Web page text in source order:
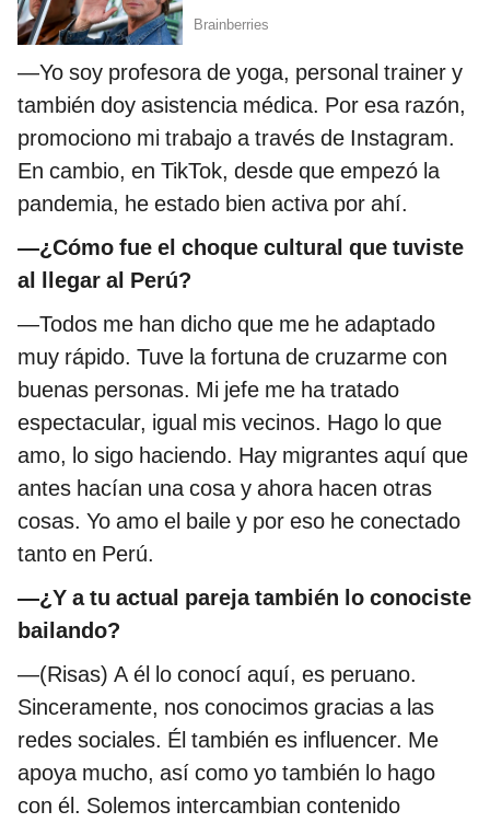
—Yo soy profesora de yoga, personal trainer y
también doy asistencia médica. Por esa razón,
promociono mi trabajo a través de Instagram.
En cambio, en TikTok, desde que empezó la
pandemia, he estado bien activa por ahí.
—¿Cómo fue el choque cultural que tuviste
al llegar al Perú?
—Todos me han dicho que me he adaptado
muy rápido. Tuve la fortuna de cruzarme con
buenas personas. Mi jefe me ha tratado
espectacular, igual mis vecinos. Hago lo que
amo, lo sigo haciendo. Hay migrantes aquí que
antes hacían una cosa y ahora hacen otras
cosas. Yo amo el baile y por eso he conectado
tanto en Perú.
—¿Y a tu actual pareja también lo conociste
bailando?
—(Risas) A él lo conocí aquí, es peruano.
Sinceramente, nos conocimos gracias a las
redes sociales. Él también es influencer. Me
apoya mucho, así como yo también lo hago
con él. Solemos intercambian contenido